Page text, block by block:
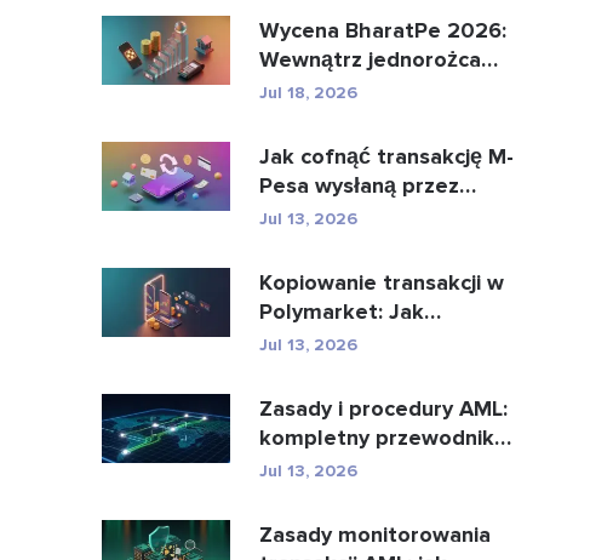
Wycena BharatPe 2026:
Wewnątrz jednorożca
fintech o wartości 2,...
Jul 18, 2026
Jak cofnąć transakcję M-
Pesa wysłaną przez
pomyłkę
Jul 13, 2026
Kopiowanie transakcji w
Polymarket: Jak
bezpiecznie kopiować
Jul 13, 2026
Zasady i procedury AML:
kompletny przewodnik
zgodności
Jul 13, 2026
Zasady monitorowania